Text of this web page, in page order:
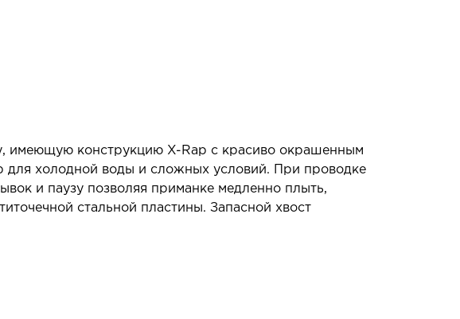
имеющую конструкцию X-Rap с красиво окрашенным
для холодной воды и сложных условий. При проводке
и паузу позволяя приманке медленно плыть,
стальной пластины. Запасной хвост